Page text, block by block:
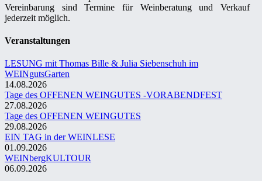
Vereinbarung sind Termine für Weinberatung und Verkauf
jederzeit möglich.
Veranstaltungen
LESUNG mit Thomas Bille & Julia Siebenschuh im
WEINgutsGarten
14.08.2026
Tage des OFFENEN WEINGUTES -VORABENDFEST
27.08.2026
Tage des OFFENEN WEINGUTES
29.08.2026
EIN TAG in der WEINLESE
01.09.2026
WEINbergKULTOUR
06.09.2026